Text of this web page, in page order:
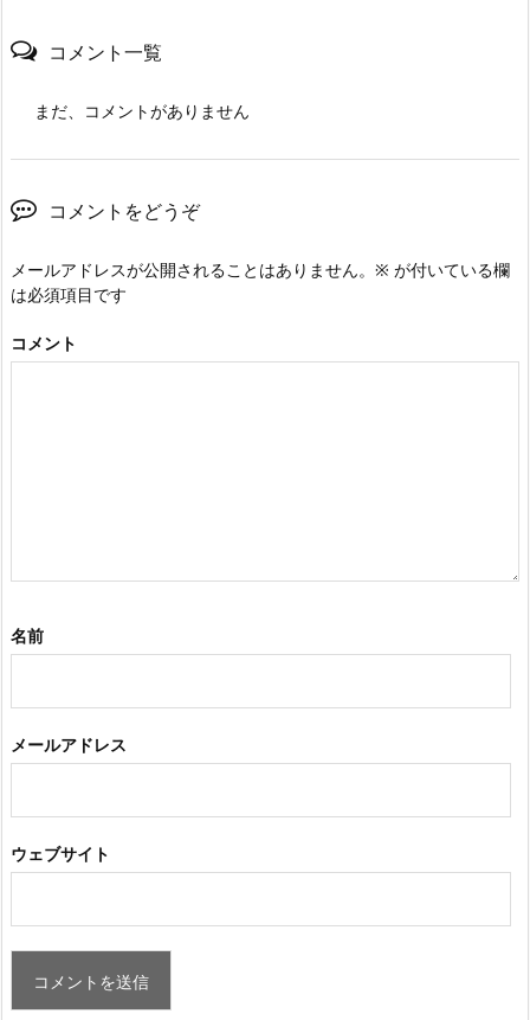
コメント一覧
まだ、コメントがありません
コメントをどうぞ
メールアドレスが公開されることはありません。 ※ が付いている欄
は必須項目です
コメント
名前
メールアドレス
ウェブサイト